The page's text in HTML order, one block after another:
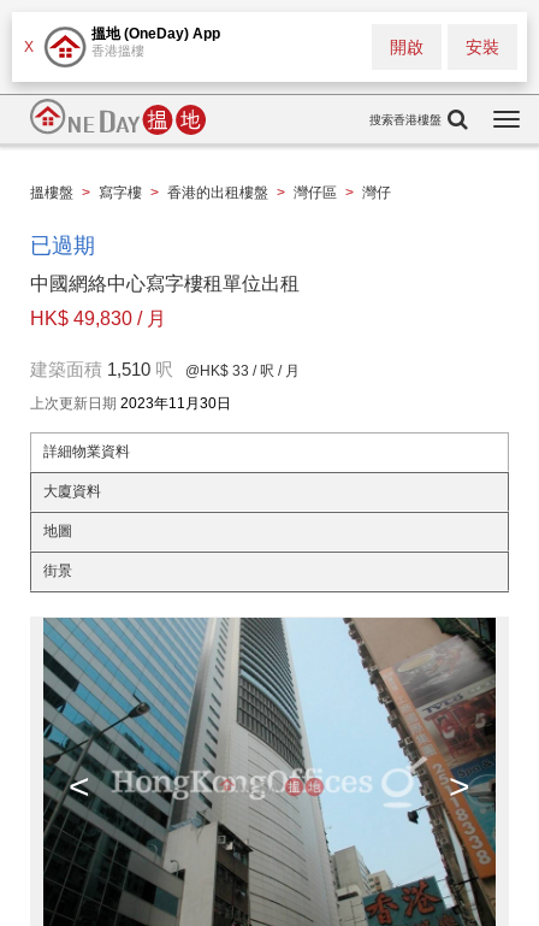
X
搵地 (OneDay) App
香港搵樓 安裝
開啟
搜索香港樓盤
搵樓盤 > 寫字樓 > 香港的出租樓盤 > 灣仔區 > 灣仔
已過期
中國網絡中心寫字樓租單位出租
HK$ 49,830 / 月
建築面積 1,510 呎 @HK$ 33 / 呎 / 月
上次更新日期 2023年11月30日
詳細物業資料
大廈資料
地圖
街景
< >